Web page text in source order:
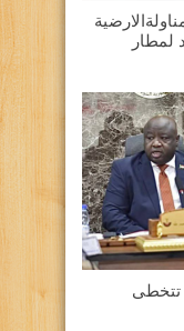
لمطار
تتخطى